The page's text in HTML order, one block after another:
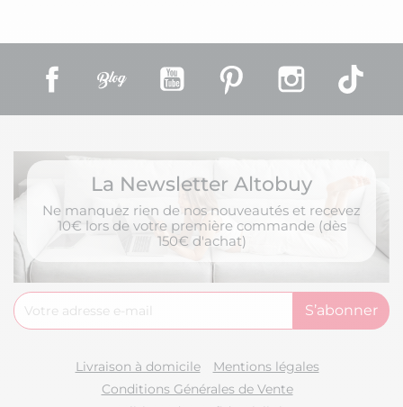
Facebook YouTube Pinterest Instagram
La Newsletter Altobuy
Ne manquez rien de nos nouveautés et recevez
10€ lors de votre première commande (dès
150€ d'achat)
Livraison à domicile
Mentions légales
Conditions Générales de Vente